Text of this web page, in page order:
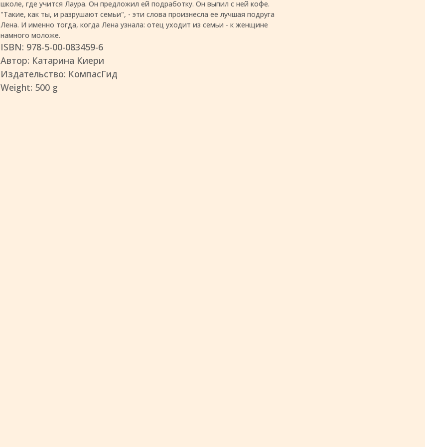
школе, где учится Лаура. Он предложил ей подработку. Он выпил с ней кофе.
"Такие, как ты, и разрушают семьи", - эти слова произнесла ее лучшая подруга
Лена. И именно тогда, когда Лена узнала: отец уходит из семьи - к женщине
намного моложе.
ISBN: 978-5-00-083459-6
Автор: Катарина Киери
Издательство: КомпасГид
Weight: 500 g